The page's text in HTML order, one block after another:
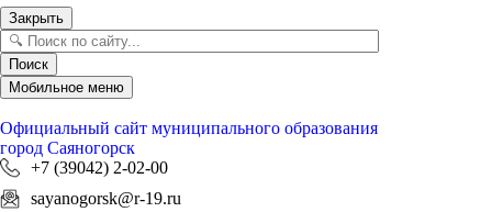
Закрыть
Поиск
Мобильное меню
Официальный сайт муниципального образования
город Саяногорск
+7 (39042) 2-02-00
sayanogorsk@r-19.ru